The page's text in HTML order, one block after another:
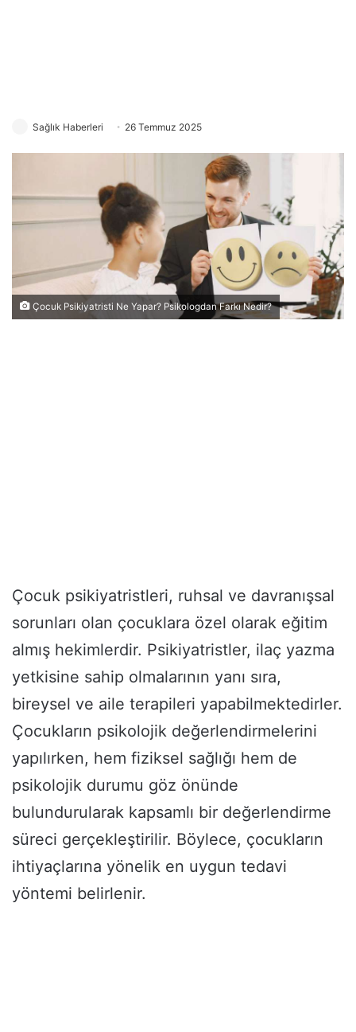
Sağlık Haberleri 26 Temmuz 2025
Çocuk Psikiyatristi Ne Yapar? Psikologdan Farkı Nedir?
Çocuk psikiyatristleri, ruhsal ve davranışsal
sorunları olan çocuklara özel olarak eğitim
almış hekimlerdir. Psikiyatristler, ilaç yazma
yetkisine sahip olmalarının yanı sıra,
bireysel ve aile terapileri yapabilmektedirler.
Çocukların psikolojik değerlendirmelerini
yapılırken, hem fiziksel sağlığı hem de
psikolojik durumu göz önünde
bulundurularak kapsamlı bir değerlendirme
süreci gerçekleştirilir. Böylece, çocukların
ihtiyaçlarına yönelik en uygun tedavi
yöntemi belirlenir.